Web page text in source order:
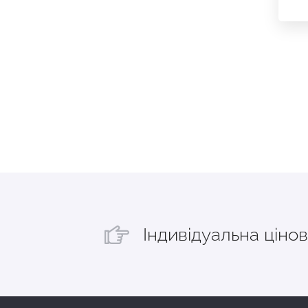
Індивідуальна